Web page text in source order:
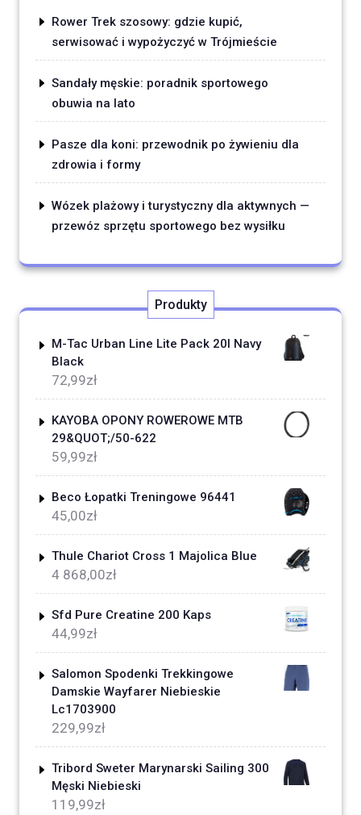
Rower Trek szosowy: gdzie kupić,
serwisować i wypożyczyć w Trójmieście
Sandały męskie: poradnik sportowego
obuwia na lato
Pasze dla koni: przewodnik po żywieniu dla
zdrowia i formy
Wózek plażowy i turystyczny dla aktywnych —
przewóz sprzętu sportowego bez wysiłku
Produkty
M-Tac Urban Line Lite Pack 20l Navy
Black
72,99zł
KAYOBA OPONY ROWEROWE MTB
29&QUOT;/50-622
59,99zł
Beco Łopatki Treningowe 96441
45,00zł
Thule Chariot Cross 1 Majolica Blue
4 868,00zł
Sfd Pure Creatine 200 Kaps
44,99zł
Salomon Spodenki Trekkingowe
Damskie Wayfarer Niebieskie
Lc1703900
229,99zł
Tribord Sweter Marynarski Sailing 300
Męski Niebieski
119,99zł